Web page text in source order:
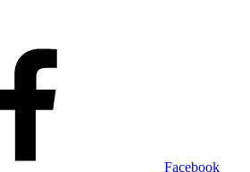
Facebook